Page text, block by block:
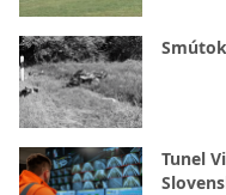
Tunel